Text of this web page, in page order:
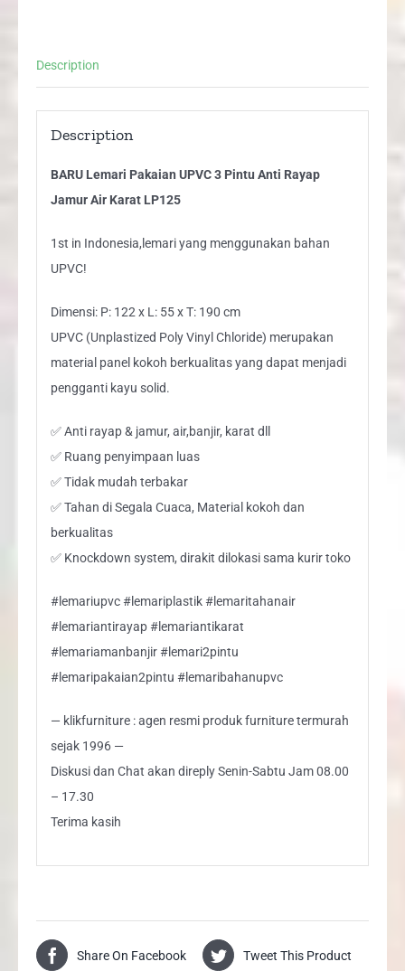
Jamur
quantity
Description
Description
BARU Lemari Pakaian UPVC 3 Pintu Anti Rayap
Jamur Air Karat LP125
1st in Indonesia,lemari yang menggunakan bahan
UPVC!
Dimensi: P: 122 x L: 55 x T: 190 cm
UPVC (Unplastized Poly Vinyl Chloride) merupakan
material panel kokoh berkualitas yang dapat menjadi
pengganti kayu solid.
✅ Anti rayap & jamur, air,banjir, karat dll
✅ Ruang penyimpaan luas
✅ Tidak mudah terbakar
✅ Tahan di Segala Cuaca, Material kokoh dan
berkualitas
✅ Knockdown system, dirakit dilokasi sama kurir toko
#lemariupvc #lemariplastik #lemaritahanair
#lemariantirayap #lemariantikarat
#lemariamanbanjir #lemari2pintu
#lemaripakaian2pintu #lemaribahanupvc
— klikfurniture : agen resmi produk furniture termurah
sejak 1996 —
Diskusi dan Chat akan direply Senin-Sabtu Jam 08.00
– 17.30
Terima kasih
Share On Facebook Tweet This Product